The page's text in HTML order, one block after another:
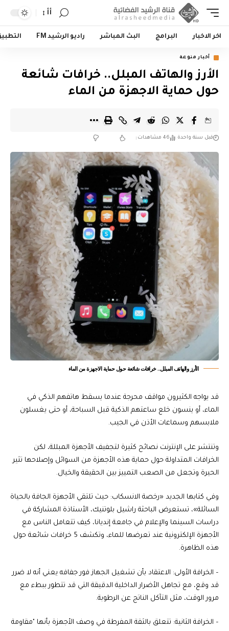
أأ
اخر الاخبار البرامج البث المباشر راديو الرشيد FM
أخبار منوعة
الأرز والهاتف المبلل.. خرافات شائعة
حول حماية الاجهزة من الماء
قبل سنة واحدة 46 مشاهدات
الأرز والهاتف المبلل.. خرافات شائعة حول حماية الاجهزة من الماء
قد يواجه الكثيرون مواقف محرجة عندما يسقط هاتفهم الذكي في
الماء، أو ينسون خلع ساعتهم الذكية قبل السباحة، أو حتى يغسلون
ملابسهم وسماعات الأذن في الجيب.
وتنتشر على الإنترنت نصائح كثيرة لتجفيف الأجهزة المبللة، لكن
الخرافات المتداولة حول حماية هذه الأجهزة من السوائل وإصلاحها تثير
الحيرة وتجعل من الصعب التمييز بين الحقيقة والخيال.
وفي كتابها الجديد «رخصة الانسكاب: حيث تلتقي الأجهزة الجافة بالحياة
السائلة»، تستعرض الباحثة راشيل بلوتنيك، الأستاذة المشاركة في
دراسات السينما والإعلام في جامعة إنديانا، كيف تتعامل الناس مع
الأجهزة الإلكترونية عند تعرضها للماء، وتكشف 5 خرافات شائعة حول
هذه الظاهرة.
– الخرافة الأولى: الاعتقاد بأن تشغيل الجهاز فور جفافه يعني أنه لا ضرر
قد وقع، مع تجاهل الأضرار الداخلية الدقيقة التي قد تتطور ببطء مع
مرور الوقت، مثل التآكل الناتج عن الرطوبة.
– الخرافة الثانية: تتعلق بالثقة المفرطة في وصف الأجهزة بأنها "مقاومة